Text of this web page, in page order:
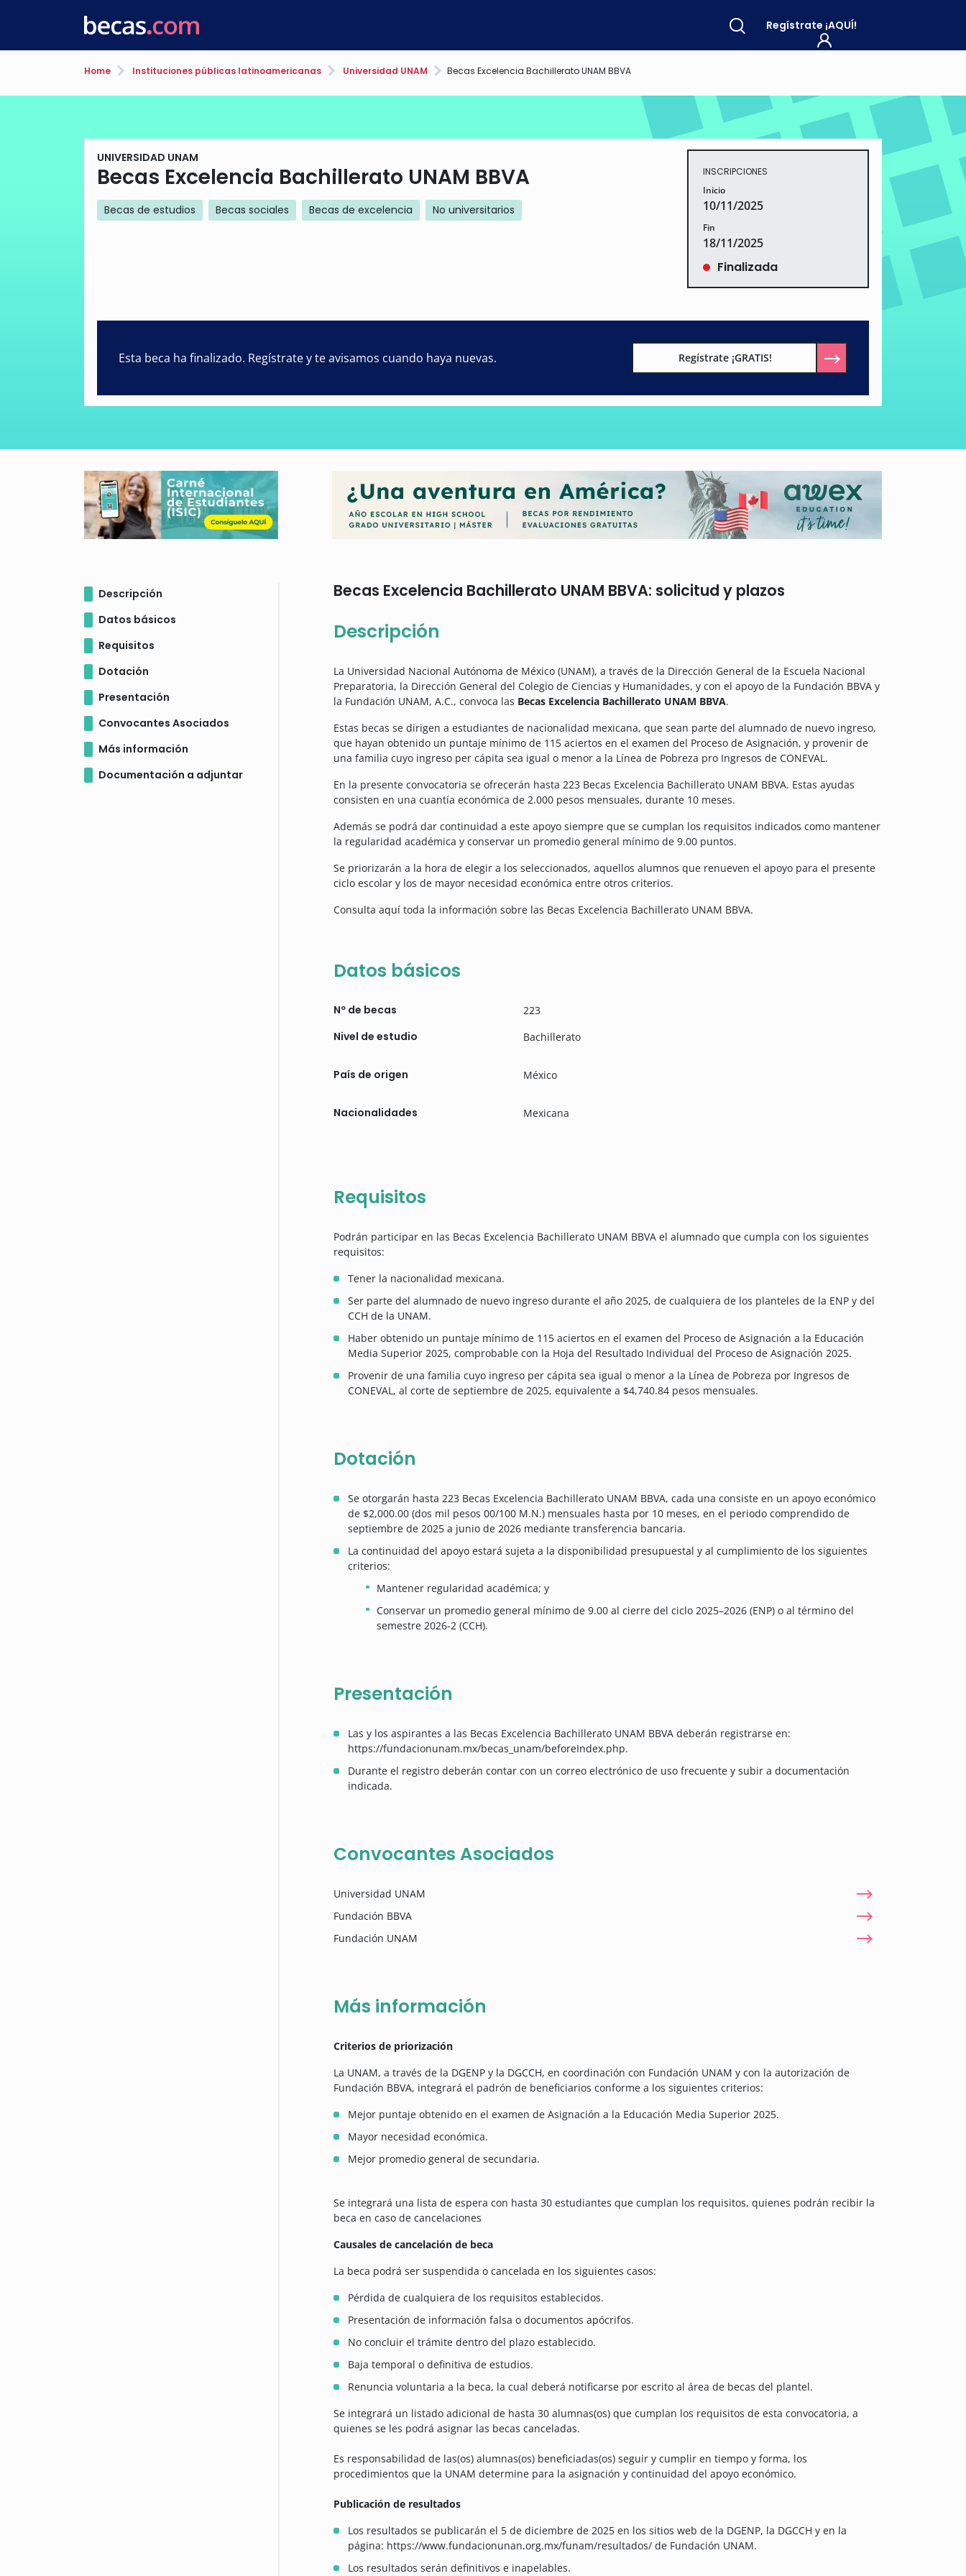
Regístrate ¡AQUÍ!
Home Instituciones públicas latinoamericanas Universidad UNAM Becas Excelencia Bachillerato UNAM BBVA
UNIVERSIDAD UNAM
Becas Excelencia Bachillerato UNAM BBVA
Becas de estudios Becas sociales Becas de excelencia No universitarios
INSCRIPCIONES
Inicio
10/11/2025
Fin
18/11/2025
Finalizada
Esta beca ha finalizado. Regístrate y te avisamos cuando haya nuevas. Regístrate ¡GRATIS!
Descripción
Datos básicos
Requisitos
Dotación
Presentación
Convocantes Asociados
Más información
Documentación a adjuntar
Becas Excelencia Bachillerato UNAM BBVA: solicitud y plazos
Descripción
La Universidad Nacional Autónoma de México (UNAM), a través de la Dirección General de la Escuela Nacional
Preparatoria, la Dirección General del Colegio de Ciencias y Humanidades, y con el apoyo de la Fundación BBVA y
la Fundación UNAM, A.C., convoca las Becas Excelencia Bachillerato UNAM BBVA.
Estas becas se dirigen a estudiantes de nacionalidad mexicana, que sean parte del alumnado de nuevo ingreso,
que hayan obtenido un puntaje mínimo de 115 aciertos en el examen del Proceso de Asignación, y provenir de
una familia cuyo ingreso per cápita sea igual o menor a la Línea de Pobreza pro Ingresos de CONEVAL.
En la presente convocatoria se ofrecerán hasta 223 Becas Excelencia Bachillerato UNAM BBVA. Estas ayudas
consisten en una cuantía económica de 2.000 pesos mensuales, durante 10 meses.
Además se podrá dar continuidad a este apoyo siempre que se cumplan los requisitos indicados como mantener
la regularidad académica y conservar un promedio general mínimo de 9.00 puntos.
Se priorizarán a la hora de elegir a los seleccionados, aquellos alumnos que renueven el apoyo para el presente
ciclo escolar y los de mayor necesidad económica entre otros criterios.
Consulta aquí toda la información sobre las Becas Excelencia Bachillerato UNAM BBVA.
Datos básicos
Nº de becas 223
Nivel de estudio Bachillerato
País de origen México
Nacionalidades Mexicana
Requisitos
Podrán participar en las Becas Excelencia Bachillerato UNAM BBVA el alumnado que cumpla con los siguientes
requisitos:
Tener la nacionalidad mexicana.
Ser parte del alumnado de nuevo ingreso durante el año 2025, de cualquiera de los planteles de la ENP y del
CCH de la UNAM.
Haber obtenido un puntaje mínimo de 115 aciertos en el examen del Proceso de Asignación a la Educación
Media Superior 2025, comprobable con la Hoja del Resultado Individual del Proceso de Asignación 2025.
Provenir de una familia cuyo ingreso per cápita sea igual o menor a la Línea de Pobreza por Ingresos de
CONEVAL, al corte de septiembre de 2025, equivalente a $4,740.84 pesos mensuales.
Dotación
Se otorgarán hasta 223 Becas Excelencia Bachillerato UNAM BBVA, cada una consiste en un apoyo económico
de $2,000.00 (dos mil pesos 00/100 M.N.) mensuales hasta por 10 meses, en el periodo comprendido de
septiembre de 2025 a junio de 2026 mediante transferencia bancaria.
La continuidad del apoyo estará sujeta a la disponibilidad presupuestal y al cumplimiento de los siguientes
criterios:
Mantener regularidad académica; y
Conservar un promedio general mínimo de 9.00 al cierre del ciclo 2025–2026 (ENP) o al término del
semestre 2026-2 (CCH).
Presentación
Las y los aspirantes a las Becas Excelencia Bachillerato UNAM BBVA deberán registrarse en:
https://fundacionunam.mx/becas_unam/beforeIndex.php.
Durante el registro deberán contar con un correo electrónico de uso frecuente y subir a documentación
indicada.
Convocantes Asociados
Universidad UNAM
Fundación BBVA
Fundación UNAM
Más información
Criterios de priorización
La UNAM, a través de la DGENP y la DGCCH, en coordinación con Fundación UNAM y con la autorización de
Fundación BBVA, integrará el padrón de beneficiarios conforme a los siguientes criterios:
Mejor puntaje obtenido en el examen de Asignación a la Educación Media Superior 2025.
Mayor necesidad económica.
Mejor promedio general de secundaria.
Se integrará una lista de espera con hasta 30 estudiantes que cumplan los requisitos, quienes podrán recibir la
beca en caso de cancelaciones
Causales de cancelación de beca
La beca podrá ser suspendida o cancelada en los siguientes casos:
Pérdida de cualquiera de los requisitos establecidos.
Presentación de información falsa o documentos apócrifos.
No concluir el trámite dentro del plazo establecido.
Baja temporal o definitiva de estudios.
Renuncia voluntaria a la beca, la cual deberá notificarse por escrito al área de becas del plantel.
Se integrará un listado adicional de hasta 30 alumnas(os) que cumplan los requisitos de esta convocatoria, a
quienes se les podrá asignar las becas canceladas.
Es responsabilidad de las(os) alumnas(os) beneficiadas(os) seguir y cumplir en tiempo y forma, los
procedimientos que la UNAM determine para la asignación y continuidad del apoyo económico.
Publicación de resultados
Los resultados se publicarán el 5 de diciembre de 2025 en los sitios web de la DGENP, la DGCCH y en la
página: https://www.fundacionunan.org.mx/funam/resultados/ de Fundación UNAM.
Los resultados serán definitivos e inapelables.